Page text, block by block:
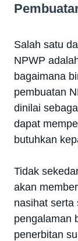
Salah satu
NPWP
bagaimana
pembuatan
dinilai
dapat
butuhkan
Tidak
akan
nasihat serta
pengalaman
penerbitan